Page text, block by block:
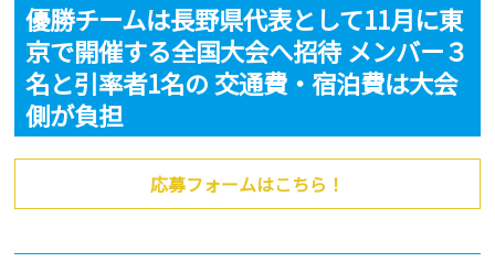
優勝チームは長野県代表として11月に東
京で開催する全国大会へ招待 メンバー３
名と引率者1名の 交通費・宿泊費は大会
側が負担
応募フォームはこちら！